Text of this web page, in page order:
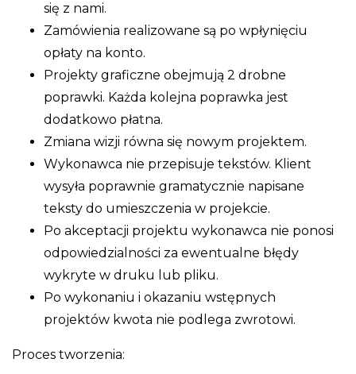
się z nami.
Zamówienia realizowane są po wpłynięciu
opłaty na konto.
Projekty graficzne obejmują 2 drobne
poprawki. Każda kolejna poprawka jest
dodatkowo płatna.
Zmiana wizji równa się nowym projektem.
Wykonawca nie przepisuje tekstów. Klient
wysyła poprawnie gramatycznie napisane
teksty do umieszczenia w projekcie.
Po akceptacji projektu wykonawca nie ponosi
odpowiedzialności za ewentualne błędy
wykryte w druku lub pliku.
Po wykonaniu i okazaniu wstępnych
projektów kwota nie podlega zwrotowi.
Proces tworzenia: